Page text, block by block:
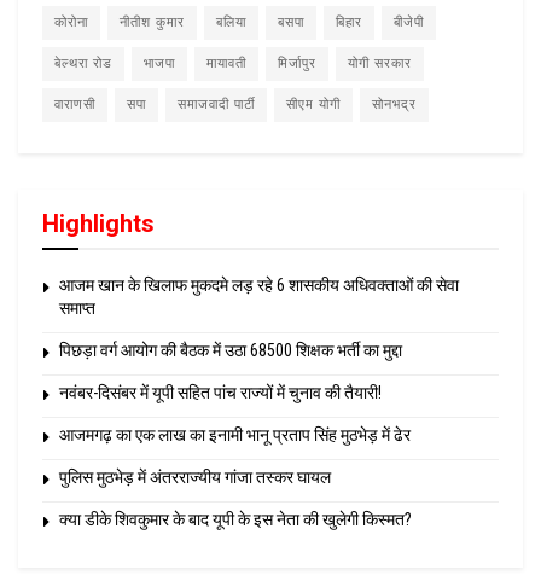
कोरोना नीतीश कुमार बलिया बसपा बिहार बीजेपी
बेल्थरा रोड भाजपा मायावती मिर्जापुर योगी सरकार
वाराणसी सपा समाजवादी पार्टी सीएम योगी सोनभद्र
Highlights
आजम खान के खिलाफ मुकदमे लड़ रहे 6 शासकीय अधिवक्ताओं की सेवा
समाप्त
पिछड़ा वर्ग आयोग की बैठक में उठा 68500 शिक्षक भर्ती का मुद्दा
नवंबर-दिसंबर में यूपी सहित पांच राज्यों में चुनाव की तैयारी!
आजमगढ़ का एक लाख का इनामी भानू प्रताप सिंह मुठभेड़ में ढेर
पुलिस मुठभेड़ में अंतरराज्यीय गांजा तस्कर घायल
क्या डीके शिवकुमार के बाद यूपी के इस नेता की खुलेगी किस्मत?